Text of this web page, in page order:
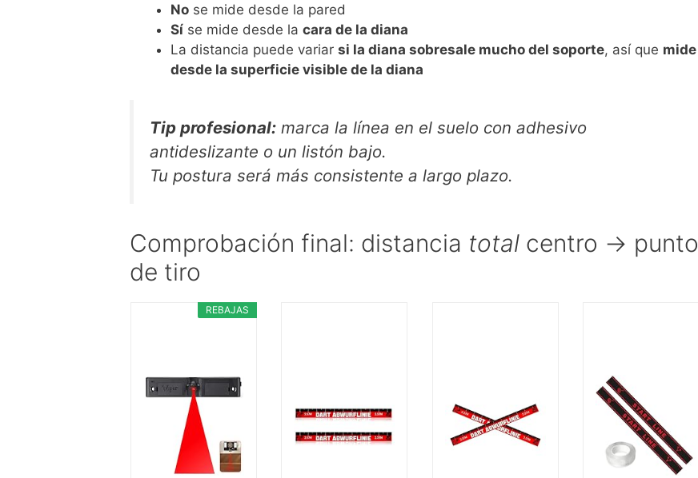
No se mide desde la pared
Sí se mide desde la cara de la diana
La distancia puede variar si la diana sobresale mucho del soporte, así que mide
desde la superficie visible de la diana
Tip profesional: marca la línea en el suelo con adhesivo
antideslizante o un listón bajo.
Tu postura será más consistente a largo plazo.
Comprobación final: distancia total centro → punto
de tiro
REBAJAS